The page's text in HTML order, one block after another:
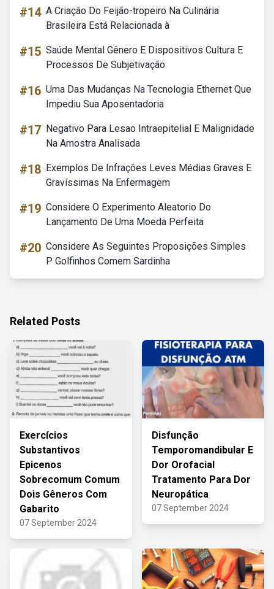
#14 A Criação Do Feijão-tropeiro Na Culinária
Brasileira Está Relacionada à
#15 Saúde Mental Gênero E Dispositivos Cultura E
Processos De Subjetivação
#16 Uma Das Mudanças Na Tecnologia Ethernet Que
Impediu Sua Aposentadoria
#17 Negativo Para Lesao Intraepitelial E Malignidade
Na Amostra Analisada
#18 Exemplos De Infrações Leves Médias Graves E
Gravíssimas Na Enfermagem
#19 Considere O Experimento Aleatorio Do
Lançamento De Uma Moeda Perfeita
#20 Considere As Seguintes Proposições Simples
P Golfinhos Comem Sardinha
Related Posts
Exercícios
Substantivos
Epicenos
Sobrecomum Comum
Dois Gêneros Com
Gabarito
07 September 2024
Disfunção
Temporomandibular E
Dor Orofacial
Tratamento Para Dor
Neuropática
07 September 2024